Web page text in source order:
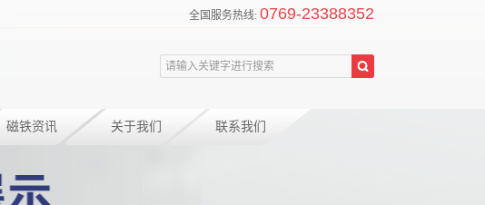
全国服务热线: 0769-23388352
磁铁资讯 关于我们 联系我们